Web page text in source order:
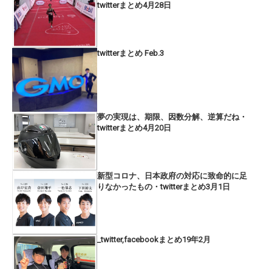
twitterまとめ4月28日
twitterまとめ Feb.3
夢の実現は、期限、因数分解、逆算だね・
twitterまとめ4月20日
新型コロナ、日本政府の対応に致命的に足
りなかったもの・twitterまとめ3月1日
_twitter,facebookまとめ19年2月